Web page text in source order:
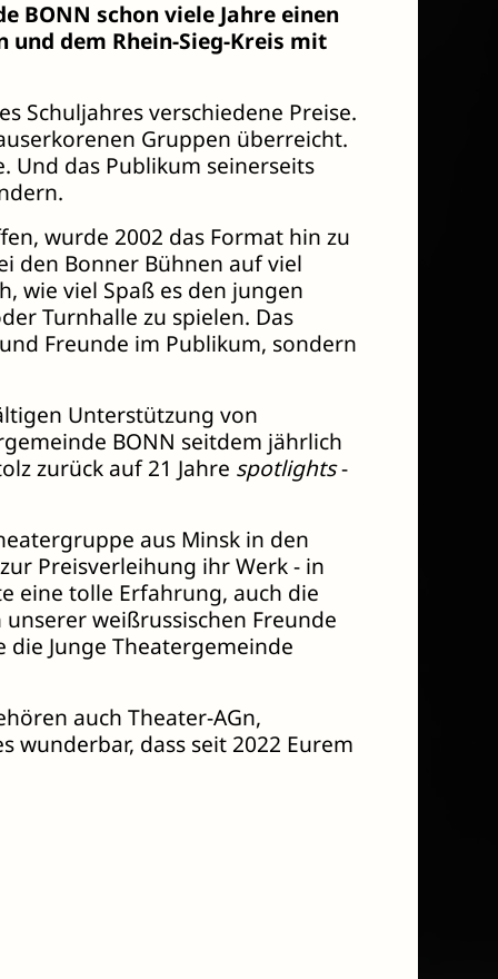
BONN schon viele Jahre einen
dem Rhein-Sieg-Kreis mit
Schuljahres verschiedene Preise.
Gruppen überreicht.
Und das Publikum seinerseits
wurde 2002 das Format hin zu
den Bonner Bühnen auf viel
wie viel Spaß es den jungen
Turnhalle zu spielen. Das
Freunde im Publikum, sondern
Unterstützung von
BONN seitdem jährlich
zurück auf 21 Jahre spotlights-
aus Minsk in den
Preisverleihung ihr Werk - in
eine tolle Erfahrung, auch die
weißrussischen Freunde
Junge Theatergemeinde
auch Theater-AGn,
wunderbar, dass seit 2022 Eurem